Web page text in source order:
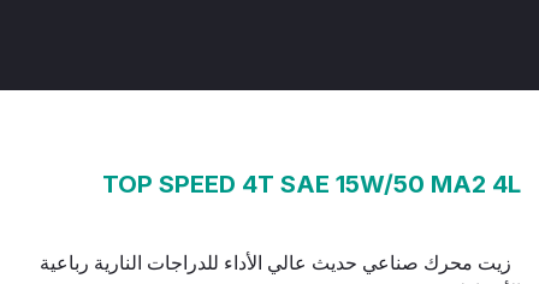
TOP SPEED 4T SAE 15W/50 MA2 4L
زيت محرك صناعي حديث عالي الأداء للدراجات النارية رباعية